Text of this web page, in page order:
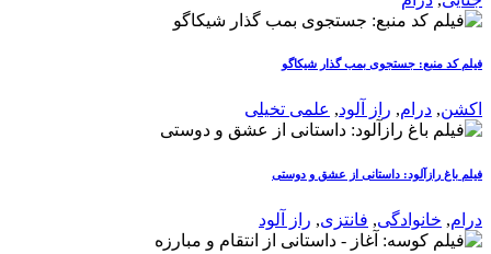
فیلم کد منبع: جستجوی بمب گذار شیکاگو
اکشن, درام, راز آلود, علمی تخیلی
فیلم باغ رازآلود: داستانی از عشق و دوستی
درام, خانوادگی, فانتزی, راز آلود